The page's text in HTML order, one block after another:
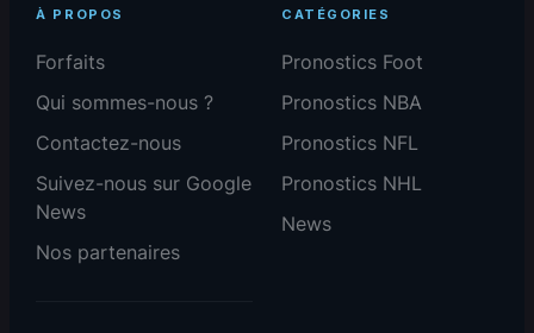
À PROPOS
Forfaits
Qui sommes-nous ?
Contactez-nous
Suivez-nous sur Google
News
Nos partenaires
CATÉGORIES
Pronostics Foot
Pronostics NBA
Pronostics NFL
Pronostics NHL
News